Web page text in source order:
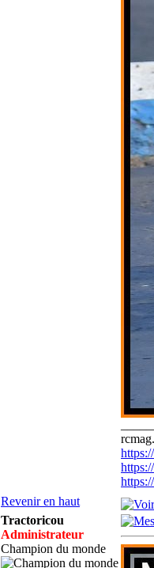
Revenir en haut
Tractoricou
Administrateur
Champion du monde